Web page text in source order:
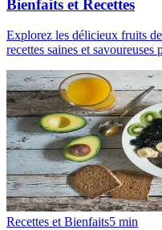
Bienfaits et Recettes
Explorez les délicieux fruits
recettes saines et
Recettes et Bienfaits5 min